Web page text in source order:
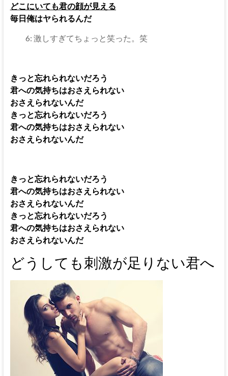
どこにいても君の顔が見える
毎日俺はヤられるんだ
6: 激しすぎてちょっと笑った。笑
きっと忘れられないだろう
君への気持ちはおさえられない
おさえられないんだ
きっと忘れられないだろう
君への気持ちはおさえられない
おさえられないんだ
きっと忘れられないだろう
君への気持ちはおさえられない
おさえられないんだ
きっと忘れられないだろう
君への気持ちはおさえられない
おさえられないんだ
どうしても刺激が足りない君へ